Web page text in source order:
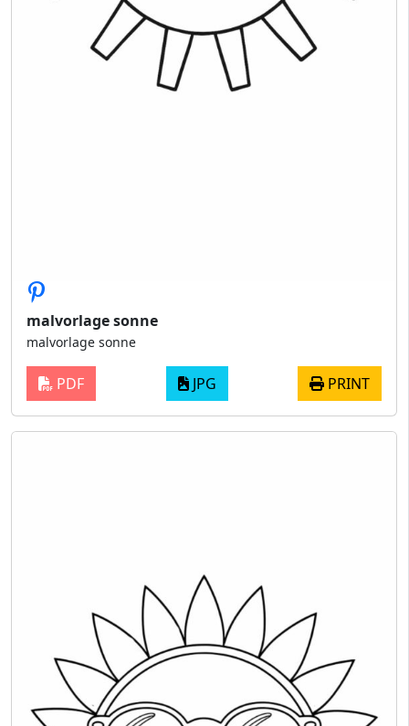
malvorlage sonne
malvorlage sonne
PDF JPG PRINT